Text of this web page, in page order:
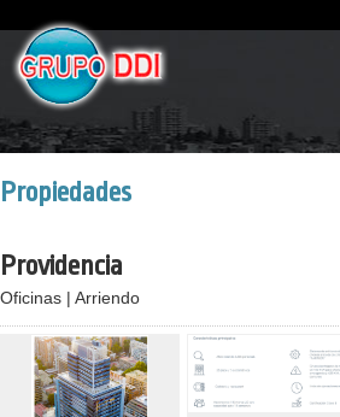
Propiedades
Providencia
Oficinas | Arriendo